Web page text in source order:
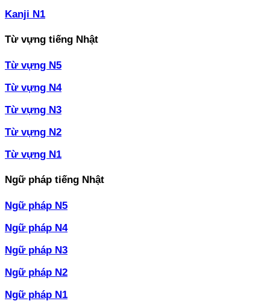
Kanji N1
Từ vựng tiếng Nhật
Từ vựng N5
Từ vựng N4
Từ vựng N3
Từ vựng N2
Từ vựng N1
Ngữ pháp tiếng Nhật
Ngữ pháp N5
Ngữ pháp N4
Ngữ pháp N3
Ngữ pháp N2
Ngữ pháp N1